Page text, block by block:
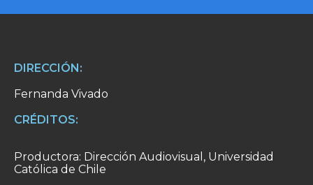
DIRECCIÓN:
Fernanda Vivado
CRÉDITOS:
Productora: Dirección Audiovisual, Universidad
Católica de Chile